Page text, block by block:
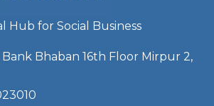
Hub for Social Business
Bhaban 16th Floor Mirpur 2,